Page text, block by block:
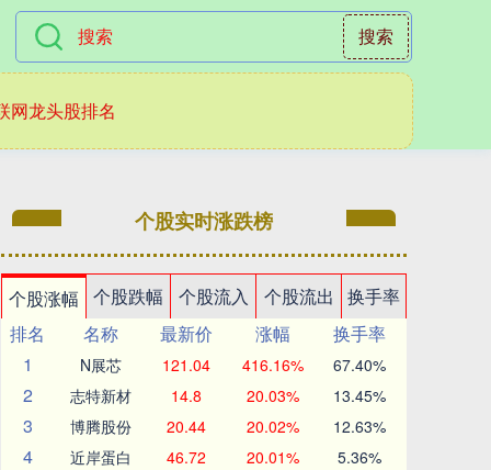
搜索
网龙头股排名
个股实时涨跌榜
个股涨幅 个股跌幅 个股流入 个股流出
换手率
排名
名称 最新价 涨幅
换手率
1
N展芯 121.04 416.16% 67.40%
2 志特新材 14.8 20.03% 13.45%
3 博腾股份 20.44 20.02% 12.63%
4 近岸蛋白 46.72 20.01% 5.36%